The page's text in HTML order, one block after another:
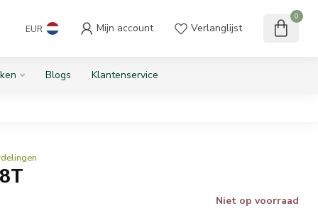
EUR Mijn account Verlanglijst
0
Blogs Klantenservice
Niet op voorraad